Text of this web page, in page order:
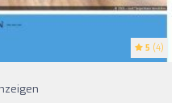
5 (4)